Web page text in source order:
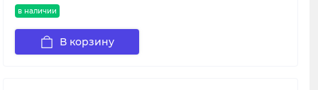
в наличии
В корзину